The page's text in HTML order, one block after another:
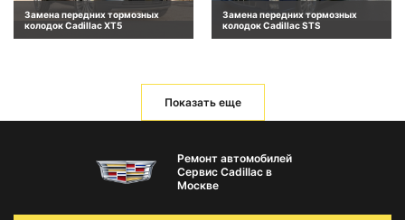
Замена передних тормозных
колодок Cadillac XT5
Замена передних тормозных
колодок Cadillac STS
Показать еще
Ремонт автомобилей
Сервис Cadillac в
Москве